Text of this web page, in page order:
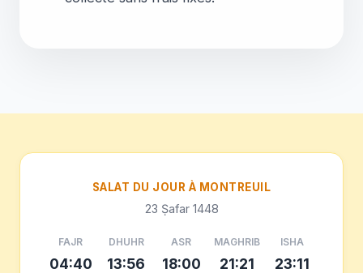
SALAT DU JOUR À MONTREUIL
23 Ṣafar 1448
FAJR
04:40
DHUHR
13:56
ASR
18:00
MAGHRIB
21:21
ISHA
23:11